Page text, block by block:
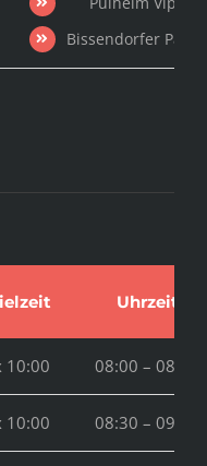
Bissendorfer
Uhrzeit
10:00 08:00 – 08:30
10:00 08:30 – 09:05